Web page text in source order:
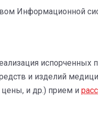
Информационной
испорченных
и изделий
и др.) прием и